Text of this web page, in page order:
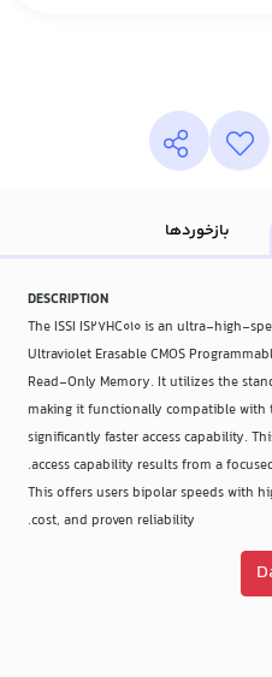
بازخوردها
DESCRIPTION
The ISSI IS27HC010 is an ultra-high-
Ultraviolet Erasable CMOS
Read-Only Memory. It utilizes the
making it functionally compatible with
significantly faster access capability.
access capability results from a
This offers users bipolar speeds with
cost, and proven reliability.